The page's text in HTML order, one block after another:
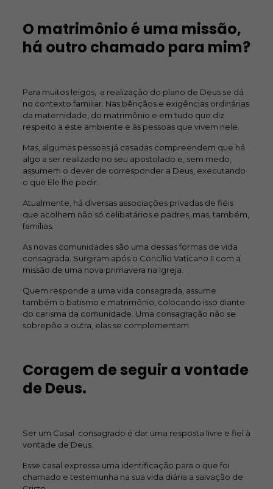
O matrimônio é uma missão,
há outro chamado para mim?
Para muitos leigos, a realização do plano de Deus se dá
no contexto familiar. Nas bênçãos e exigências ordinárias
da maternidade, do matrimônio e em tudo que diz
respeito a este ambiente e às pessoas que vivem nele.
Mas, algumas pessoas já casadas compreendem que há
algo a ser realizado no seu apostolado e, sem medo,
assumem o dever de corresponder a Deus, executando
o que Ele lhe pedir.
Atualmente, há diversas associações privadas de fiéis
que acolhem não só celibatários e padres, mas, também,
famílias.
As novas comunidades são uma dessas formas de vida
consagrada. Surgiram após o Concílio Vaticano II com a
missão de uma nova primavera na Igreja.
Quem responde a uma vida consagrada, assume
também o batismo e matrimônio, colocando isso diante
do carisma da comunidade. Uma consagração não se
sobrepõe a outra, elas se complementam.
Coragem de seguir a vontade
de Deus.
Ser um Casal consagrado é dar uma resposta livre e fiel à
vontade de Deus.
Esse casal expressa uma identificação para o que foi
chamado e testemunha na sua vida diária a salvação de